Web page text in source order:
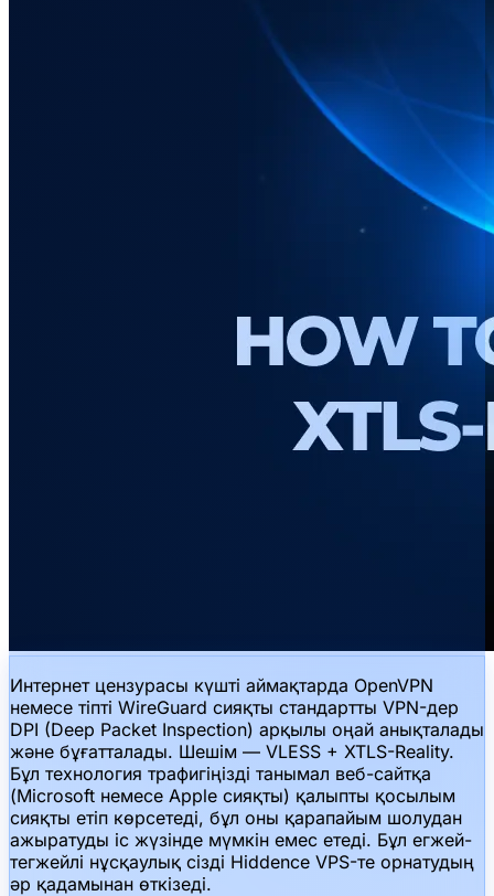
Интернет цензурасы күшті аймақтарда OpenVPN
немесе тіпті WireGuard сияқты стандартты VPN-дер
DPI (Deep Packet Inspection) арқылы оңай анықталады
және бұғатталады. Шешім — VLESS + XTLS-Reality.
Бұл технология трафигіңізді танымал веб-сайтқа
(Microsoft немесе Apple сияқты) қалыпты қосылым
сияқты етіп көрсетеді, бұл оны қарапайым шолудан
ажыратуды іс жүзінде мүмкін емес етеді. Бұл егжей-
тегжейлі нұсқаулық сізді Hiddence VPS-те орнатудың
әр қадамынан өткізеді.